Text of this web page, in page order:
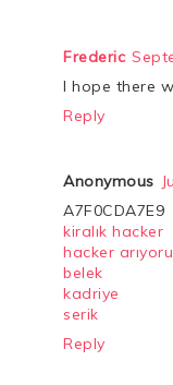
Frederic
I hope there
Reply
Anonymous
A7F0CDA7E9
kiralık hacker
hacker
belek
kadriye
serik
Reply